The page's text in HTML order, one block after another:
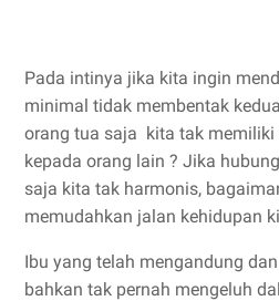
Pada intinya jika kita ingin
minimal tidak membentak
orang tua saja kita tak memiliki
kepada orang lain ? Jika
saja kita tak harmonis,
memudahkan jalan kehidupan
Ibu yang telah mengandung
bahkan tak pernah mengeluh